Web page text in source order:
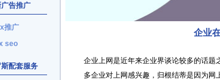
告推广
推广
seo
配套服务
企业
企业上网是近年来企业界谈论较多的话
多企业对上网感兴趣，归根结蒂是因为